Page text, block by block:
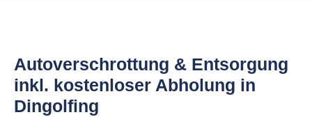
Autoverschrottung & Entsorgung
inkl. kostenloser Abholung in
Dingolfing